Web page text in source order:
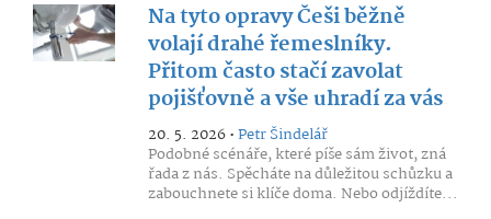
Na tyto opravy Češi běžně
volají drahé řemeslníky.
Přitom často stačí zavolat
pojišťovně a vše uhradí za vás
20. 5. 2026 •Petr Šindelář
Podobné scénáře, které píše sám život, zná
řada z nás. Spěcháte na důležitou schůzku a
zabouchnete si klíče doma. Nebo odjíždíte...